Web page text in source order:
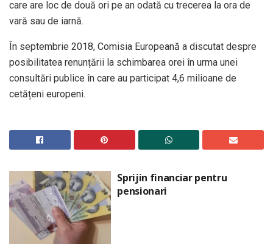
care are loc de două ori pe an odată cu trecerea la ora de
vară sau de iarnă.
În septembrie 2018, Comisia Europeană a discutat despre
posibilitatea renunțării la schimbarea orei în urma unei
consultări publice în care au participat 4,6 milioane de
cetățeni europeni.
Sprijin financiar pentru
pensionari